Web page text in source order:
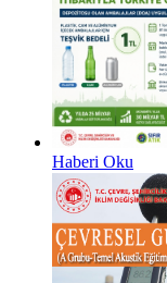
Haberi Oku